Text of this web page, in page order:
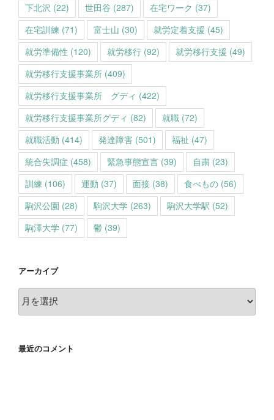
下北沢 (22) 世田谷 (287) 在宅ワーク (37)
在宅訓練 (71) 富士山 (30) 就労定着支援 (45)
就労準備性 (120) 就労移行 (92) 就労移行支援 (49)
就労移行支援事業所 (409)
就労移行支援事業所 グディ (422)
就労移行支援事業所グディ (82) 就職 (72)
就職活動 (414) 発達障害 (501) 福祉 (47)
統合失調症 (458) 緊急事態宣言 (39) 自粛 (23)
訓練 (106) 運動 (37) 面接 (38) 食べもの (56)
駒沢公園 (28) 駒沢大学 (263) 駒沢大学駅 (52)
駒澤大学 (77) 鬱 (39)
アーカイブ
ア
ー
イ
最近のコメント